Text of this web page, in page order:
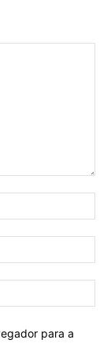
para a